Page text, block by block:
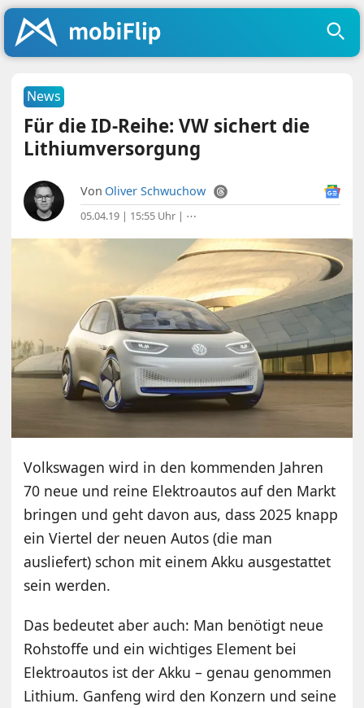
News
Für die ID-Reihe: VW sichert die
Lithiumversorgung
Von Oliver Schwuchow
05.04.19 | 15:55 Uhr | ⋯
Volkswagen wird in den kommenden Jahren
70 neue und reine Elektroautos auf den Markt
bringen und geht davon aus, dass 2025 knapp
ein Viertel der neuen Autos (die man
ausliefert) schon mit einem Akku ausgestattet
sein werden.
Das bedeutet aber auch: Man benötigt neue
Rohstoffe und ein wichtiges Element bei
Elektroautos ist der Akku – genau genommen
Lithium. Ganfeng wird den Konzern und seine